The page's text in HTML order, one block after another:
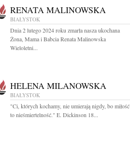
RENATA MALINOWSKA
BIAŁYSTOK
Dnia 2 lutego 2024 roku zmarła nasza ukochana
Żona, Mama i Babcia Renata Malinowska
Wieloletni...
HELENA MILANOWSKA
BIAŁYSTOK
"Ci, których kochamy, nie umierają nigdy, bo miłość
to nieśmiertelność." E. Dickinson 18...